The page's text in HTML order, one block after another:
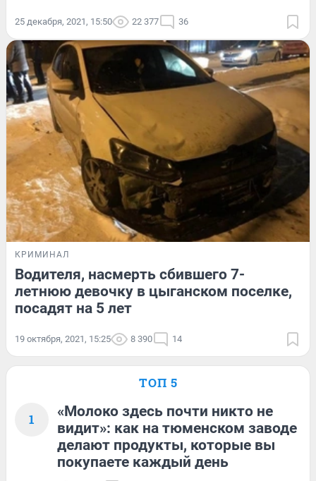
25 декабря, 2021, 15:50 22 377 36
КРИМИНАЛ
Водителя, насмерть сбившего 7-
летнюю девочку в цыганском поселке,
посадят на 5 лет
19 октября, 2021, 15:25 8 390 14
ТОП 5
1
«Молоко здесь почти никто не
видит»: как на тюменском заводе
делают продукты, которые вы
покупаете каждый день